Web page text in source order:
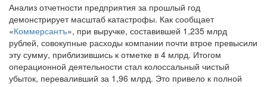
демонстрирует масштаб катастрофы. Как сообщает
«Коммерсантъ», при выручке, составившей 1,235 млрд
рублей, совокупные расходы компании почти втрое превысили
эту сумму, приблизившись к отметке в 4 млрд. Итогом
операционной деятельности стал колоссальный чистый
убыток, переваливший за 1,96 млрд. Это привело к полной
эрозии капитала – стоимость чистых активов ушла в глубокий